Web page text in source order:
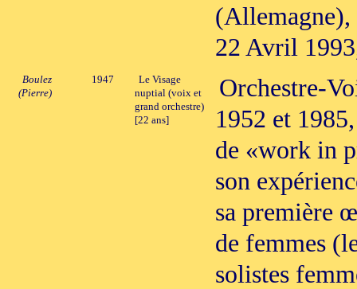
(Allemagne),
22 Avril
Boulez
(Pierre)
1947
Le Visage
nuptial (voix et
grand orchestre)
[22 ans]
Orchestre-
1952 et
de «work in
son
sa première
de femmes
solistes